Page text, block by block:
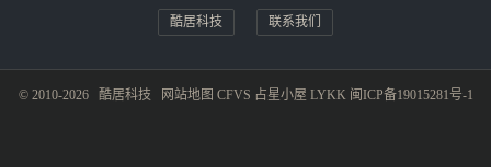
酷居科技 联系我们
© 2010-2026 酷居科技 网站地图 CFVS 占星小屋 LYKK 闽ICP备19015281号-1